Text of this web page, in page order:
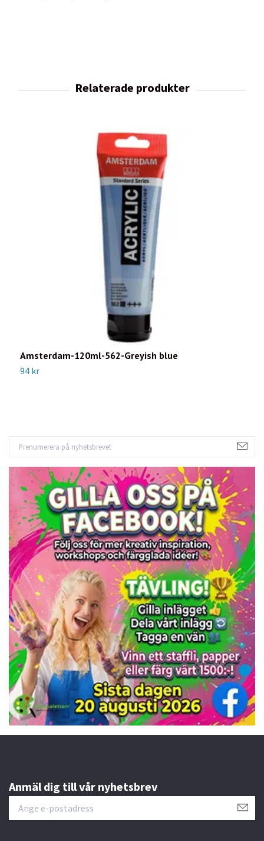
Amsterdam-120ml-562-Greyish blue
94 kr
Anmäl dig till vår nyhetsbrev